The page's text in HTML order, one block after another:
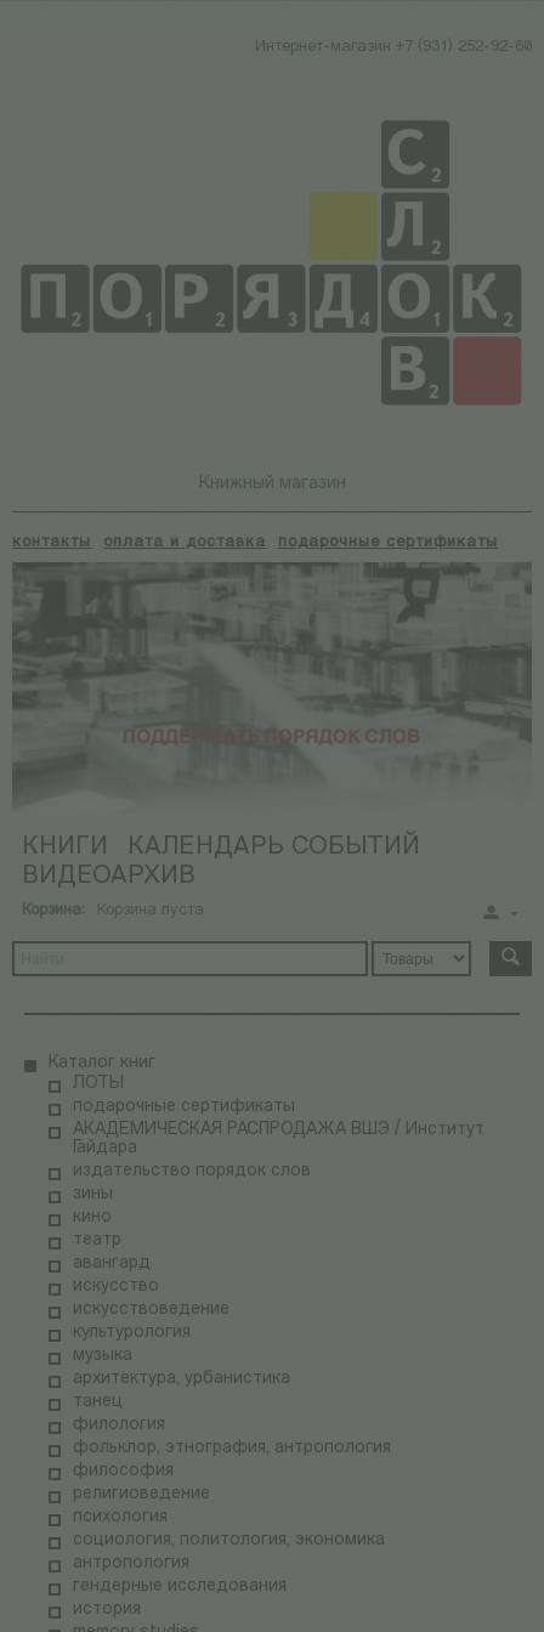
Интернет-магазин +7 (931) 252-92-60
Книжный магазин
контакты оплата и доставка подарочные сертификаты
КНИГИ
КАЛЕНДАРЬ СОБЫТИЙ
ВИДЕОАРХИВ
Корзина: Корзина пуста
Каталог книг
ЛОТЫ
подарочные сертификаты
АКАДЕМИЧЕСКАЯ РАСПРОДАЖА ВШЭ / Институт
Гайдара
издательство порядок слов
зины
кино
театр
авангард
искусство
искусствоведение
культурология
музыка
архитектура, урбанистика
танец
филология
фольклор, этнография, антропология
философия
религиоведение
психология
социология, политология, экономика
антропология
гендерные исследования
история